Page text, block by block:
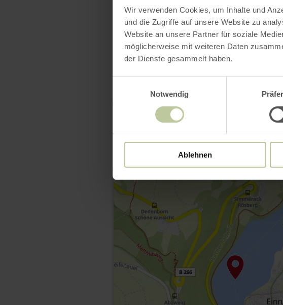
Wir verwenden Cookies, um Inhalte und
und die Zugriffe auf unsere Website zu
Website an unsere Partner für soziale
möglicherweise mit weiteren Daten
der Dienste gesammelt haben.
Notwendig
Ablehnen